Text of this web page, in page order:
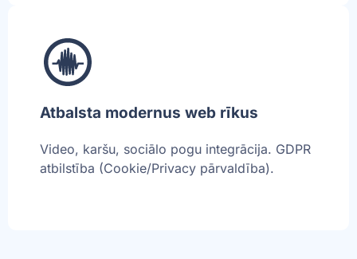
Atbalsta modernus web rīkus
Video, karšu, sociālo pogu integrācija. GDPR
atbilstība (Cookie/Privacy pārvaldība).